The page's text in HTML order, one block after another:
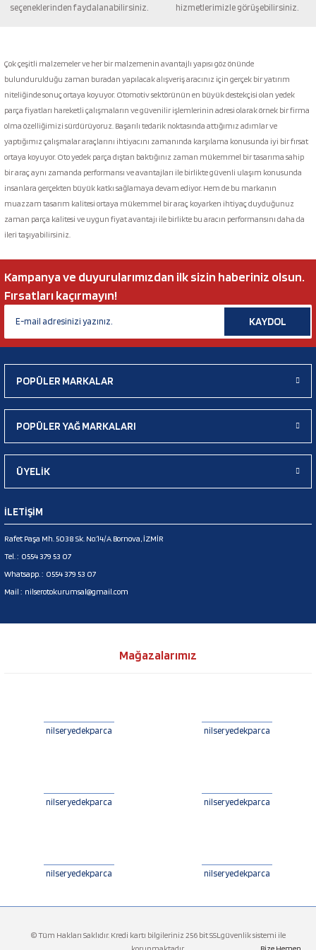
Gönder
seçeneklerinden faydalanabilirsiniz.
hizmetlerimizle görüşebilirsiniz.
Çok çeşitli malzemeler ve her bir malzemenin avantajlı yapısı göz önünde
bulundurulduğu zaman buradan yapılacak alışveriş aracınız için gerçek bir yatırım
niteliğinde sonuç ortaya koyuyor. Otomotiv sektörünün en büyük destekçisi olan yedek
parça fiyatları hareketli çalışmaların ve güvenilir işlemlerinin adresi olarak örnek bir firma
olma özelliğimizi sürdürüyoruz. Başarılı tedarik noktasında attığımız adımlar ve
yaptığımız çalışmalar araçlarını ihtiyacını zamanında karşılama konusunda iyi bir fırsat
ortaya koyuyor. Oto yedek parça dıştan baktığınız zaman mükemmel bir tasarıma sahip
bir araç aynı zamanda performansı ve avantajları ile birlikte güvenli ulaşım konusunda
insanlara gerçekten büyük katkı sağlamaya devam ediyor. Hem de bu markanın
muazzam tasarım kalitesi ortaya mükemmel bir araç koyarken ihtiyaç duyduğunuz
zaman parça kalitesi ve uygun fiyat avantajı ile birlikte bu aracın performansını daha da
ileri taşıyabilirsiniz.
Kampanya ve duyurularımızdan ilk sizin haberiniz olsun.
Fırsatları kaçırmayın!
KAYDOL
POPÜLER MARKALAR
POPÜLER YAĞ MARKALARI
ÜYELİK
İLETİŞİM
Rafet Paşa Mh. 5038 Sk. No:14/A Bornova, İZMİR
Tel. : 0554 379 53 07
Whatsapp. : 0554 379 53 07
Mail : nilserotokurumsal@gmail.com
Mağazalarımız
nilseryedekparca nilseryedekparca
nilseryedekparca nilseryedekparca
nilseryedekparca nilseryedekparca
© Tüm Hakları Saklıdır. Kredi kartı bilgileriniz 256 bit SSLgüvenlik sistemi ile